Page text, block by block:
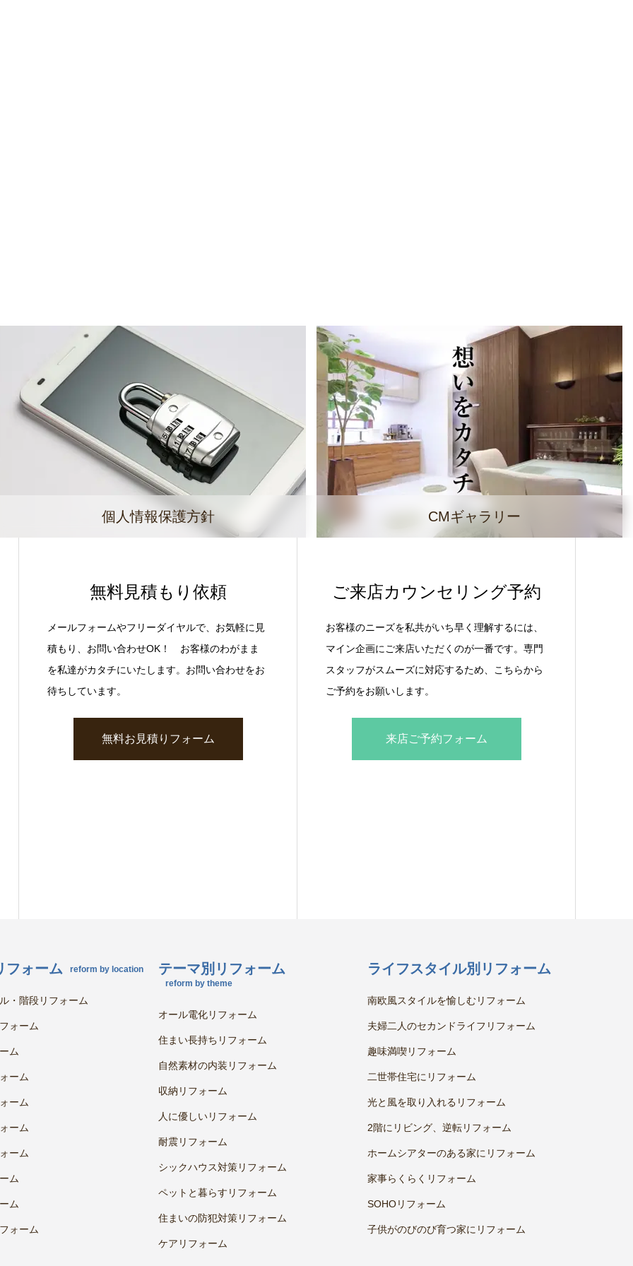
個人情報保護方針 CMギャラリー
無料見積もり依頼
メールフォームやフリーダイヤルで、お気軽に見
積もり、お問い合わせOK！ お客様のわがまま
を私達がカタチにいたします。お問い合わせをお
待ちしています。
無料お見積りフォーム
ご来店カウンセリング予約
お客様のニーズを私共がいち早く理解するには、
マイン企画にご来店いただくのが一番です。専門
スタッフがスムーズに対応するため、こちらから
ご予約をお願いします。
来店ご予約フォーム
フォーム reform by location
・階段リフォーム
ォーム
ム
ーム
ーム
ーム
ーム
ム
ム
ォーム
テーマ別リフォーム
reform by theme
オール電化リフォーム
住まい長持ちリフォーム
自然素材の内装リフォーム
収納リフォーム
人に優しいリフォーム
耐震リフォーム
シックハウス対策リフォーム
ペットと暮らすリフォーム
住まいの防犯対策リフォーム
ケアリフォーム
ライフスタイル別リフォーム
南欧風スタイルを愉しむリフォーム
夫婦二人のセカンドライフリフォーム
趣味満喫リフォーム
二世帯住宅にリフォーム
光と風を取り入れるリフォーム
2階にリビング、逆転リフォーム
ホームシアターのある家にリフォーム
家事らくらくリフォーム
SOHOリフォーム
子供がのびのび育つ家にリフォーム